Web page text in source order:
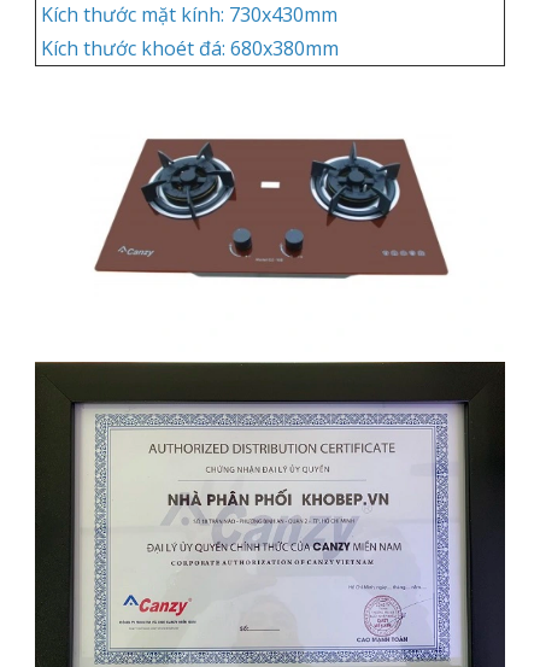
Kích thước mặt kính: 730x430mm
Kích thước khoét đá: 680x380mm